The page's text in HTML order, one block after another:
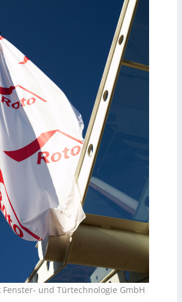
Fenster- und Türtechnologie GmbH